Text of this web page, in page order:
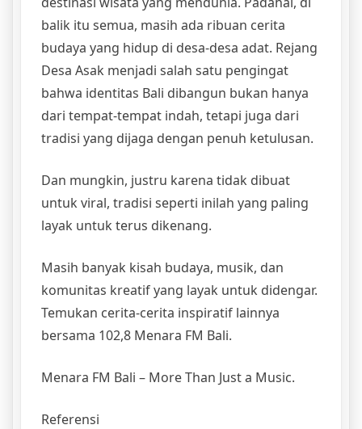
balik itu semua, masih ada ribuan cerita
budaya yang hidup di desa-desa adat. Rejang
Desa Asak menjadi salah satu pengingat
bahwa identitas Bali dibangun bukan hanya
dari tempat-tempat indah, tetapi juga dari
tradisi yang dijaga dengan penuh ketulusan.
Dan mungkin, justru karena tidak dibuat
untuk viral, tradisi seperti inilah yang paling
layak untuk terus dikenang.
Masih banyak kisah budaya, musik, dan
komunitas kreatif yang layak untuk didengar.
Temukan cerita-cerita inspiratif lainnya
bersama 102,8 Menara FM Bali.
Menara FM Bali – More Than Just a Music.
Referensi